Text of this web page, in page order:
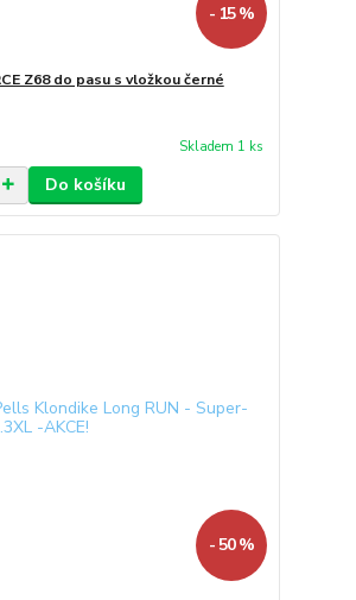
- 15 %
Z68 do pasu s vložkou černé
Skladem 1 ks
Do košíku
- 50 %